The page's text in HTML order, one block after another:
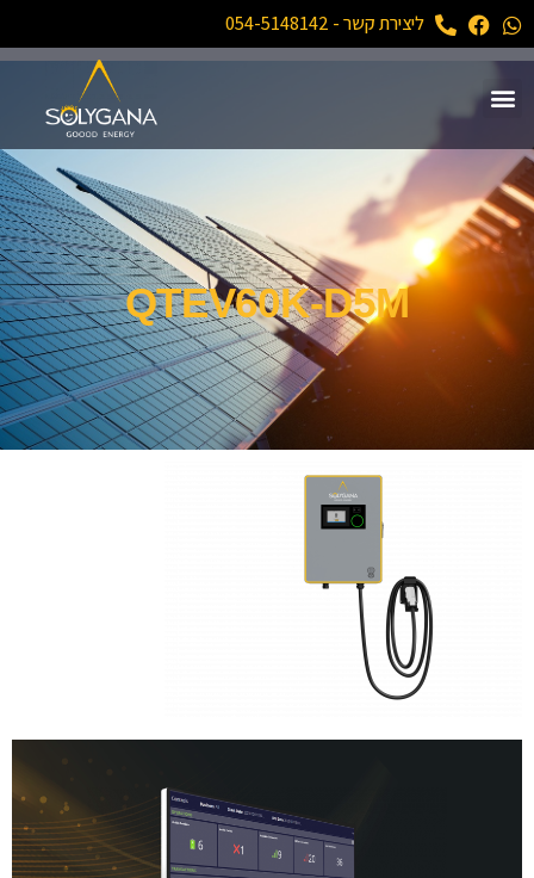
ליצירת קשר - 054-5148142
QTEV60K-D5M